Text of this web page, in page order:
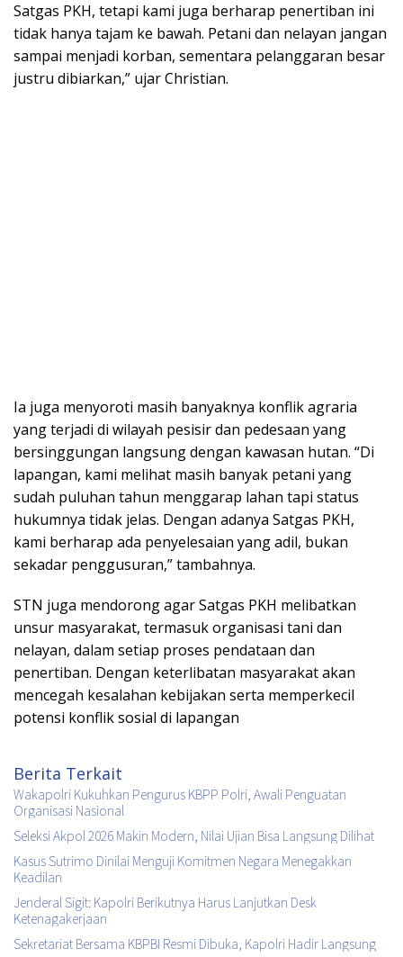
Satgas PKH, tetapi kami juga berharap penertiban ini
tidak hanya tajam ke bawah. Petani dan nelayan jangan
sampai menjadi korban, sementara pelanggaran besar
justru dibiarkan,” ujar Christian.
Ia juga menyoroti masih banyaknya konflik agraria
yang terjadi di wilayah pesisir dan pedesaan yang
bersinggungan langsung dengan kawasan hutan. “Di
lapangan, kami melihat masih banyak petani yang
sudah puluhan tahun menggarap lahan tapi status
hukumnya tidak jelas. Dengan adanya Satgas PKH,
kami berharap ada penyelesaian yang adil, bukan
sekadar penggusuran,” tambahnya.
STN juga mendorong agar Satgas PKH melibatkan
unsur masyarakat, termasuk organisasi tani dan
nelayan, dalam setiap proses pendataan dan
penertiban. Dengan keterlibatan masyarakat akan
mencegah kesalahan kebijakan serta memperkecil
potensi konflik sosial di lapangan
Berita Terkait
Wakapolri Kukuhkan Pengurus KBPP Polri, Awali Penguatan
Organisasi Nasional
Seleksi Akpol 2026 Makin Modern, Nilai Ujian Bisa Langsung Dilihat
Kasus Sutrimo Dinilai Menguji Komitmen Negara Menegakkan
Keadilan
Jenderal Sigit: Kapolri Berikutnya Harus Lanjutkan Desk
Ketenagakerjaan
Sekretariat Bersama KBPBI Resmi Dibuka, Kapolri Hadir Langsung